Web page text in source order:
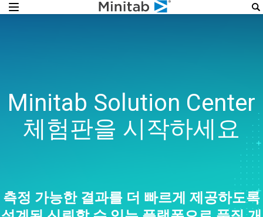
Minitab Solution Center
체험판을 시작하세요
측정 가능한 결과를 더 빠르게 제공하도록